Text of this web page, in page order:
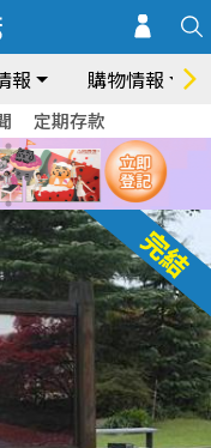
報 購物情報
定期存款